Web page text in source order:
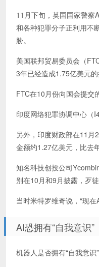
11月下旬，英国国家警察
和各种犯罪分子正利用不
胁。
美国联邦贸易委员会（
3年已经造成1.75亿美元
FTC在10月份向国会提交
印度网络犯罪协调中心（
另外，印度财政部在11
金额约1.27亿美元，比去
知名科技创投公司
别在10月和9月披露，歹
当时米特罗维奇说，“现
AI恐拥有“自我意识”
机器人是否拥有“自我意